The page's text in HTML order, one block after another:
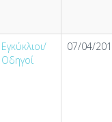
Εγκύκλιοι/
Οδηγοί
07/04/